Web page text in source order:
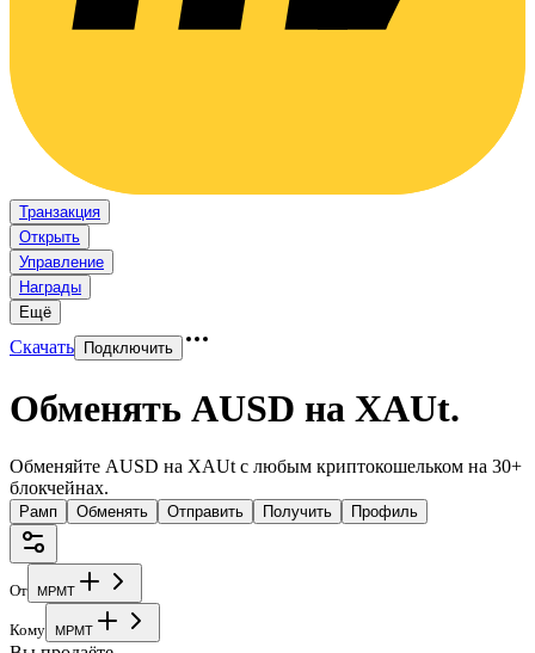
Транзакция
Открыть
Управление
Награды
Ещё
Скачать Подключить
Обменять AUSD на XAUt.
Обменяйте AUSD на XAUt с любым криптокошельком на 30+
блокчейнах.
Рамп Обменять Отправить Получить Профиль
От MPMT
Кому MPMT